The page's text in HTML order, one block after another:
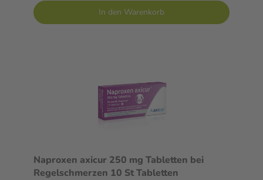
In den Warenkorb
Naproxen axicur 250 mg Tabletten bei
Regelschmerzen 10 St Tabletten